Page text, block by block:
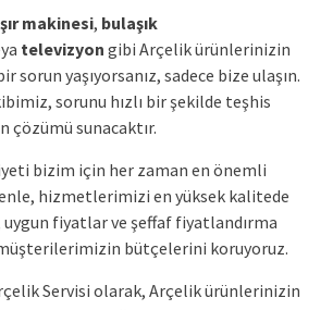
makinesi, bulaşık
televizyon gibi Arçelik ürünlerinizin
sorun yaşıyorsanız, sadece bize ulaşın.
sorunu hızlı bir şekilde teşhis
çözümü sunacaktır.
bizim için her zaman en önemli
hizmetlerimizi en yüksek kalitede
uygun fiyatlar ve şeffaf fiyatlandırma
bütçelerini koruyoruz.
Servisi olarak, Arçelik ürünlerinizin